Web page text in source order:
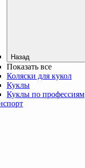
Назад
Показать все
Коляски для кукол
Куклы
Куклы по профессиям